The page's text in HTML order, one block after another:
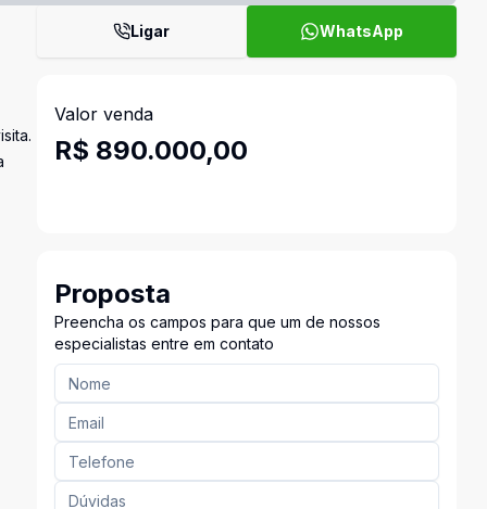
Ligar WhatsApp
Valor venda
R$ 890.000,00
Proposta
Preencha os campos para que um de nossos
especialistas entre em contato